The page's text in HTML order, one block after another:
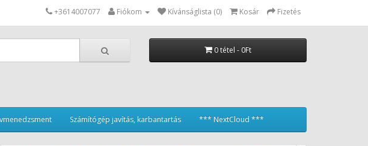
+3614007077 Fiókom Kívánságlista (0) Kosár Fizetés
0 tétel - 0Ft
Számítógép javítás, karbantartás *** NextCloud ***